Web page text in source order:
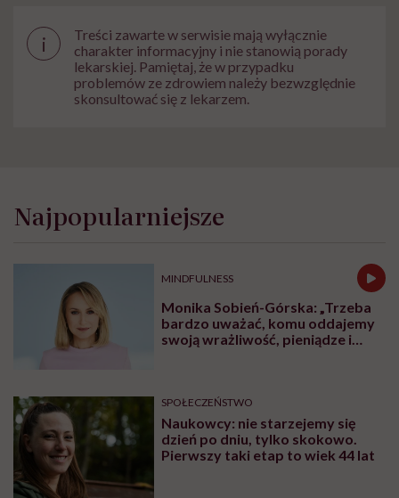
i
Treści zawarte w serwisie mają wyłącznie
charakter informacyjny i nie stanowią porady
lekarskiej. Pamiętaj, że w przypadku
problemów ze zdrowiem należy bezwzględnie
skonsultować się z lekarzem.
Najpopularniejsze
MINDFULNESS
Monika Sobień-Górska: „Trzeba
bardzo uważać, komu oddajemy
swoją wrażliwość, pieniądze i
SPOŁECZEŃSTWO
Naukowcy: nie starzejemy się
dzień po dniu, tylko skokowo.
Pierwszy taki etap to wiek 44 lat